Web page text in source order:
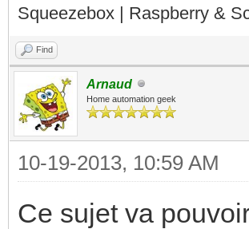
Squeezebox | Raspberry &
Find
Arnaud
Home automation geek
10-19-2013, 10:59 AM
Ce sujet va